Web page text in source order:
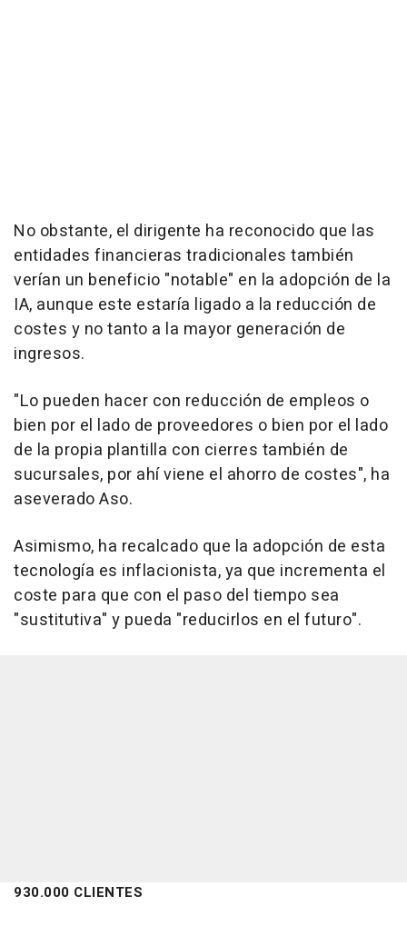
No obstante, el dirigente ha reconocido que las
entidades financieras tradicionales también
verían un beneficio "notable" en la adopción de la
IA, aunque este estaría ligado a la reducción de
costes y no tanto a la mayor generación de
ingresos.
"Lo pueden hacer con reducción de empleos o
bien por el lado de proveedores o bien por el lado
de la propia plantilla con cierres también de
sucursales, por ahí viene el ahorro de costes", ha
aseverado Aso.
Asimismo, ha recalcado que la adopción de esta
tecnología es inflacionista, ya que incrementa el
coste para que con el paso del tiempo sea
"sustitutiva" y pueda "reducirlos en el futuro".
930.000 CLIENTES